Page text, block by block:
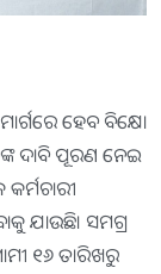
ହେବ ବିକ୍ଷୋଭ
ଦାବି ପୂରଣ ନେଇ
ଯାଉଛି। ସମଗ୍ର
୧୬ ତାରିଖରୁ